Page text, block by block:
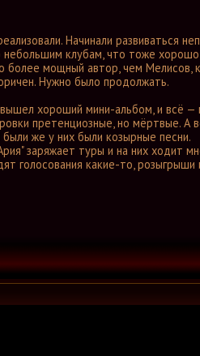
Начинали развиваться
клубам, что тоже
более мощный автор, чем Мелисов,
Нужно было продолжать.
хороший мини-альбом, и всё —
претенциозные, но мёртвые. А
же у них были козырные песни.
заряжает туры и на них ходит
голосования какие-то, розыгрыши